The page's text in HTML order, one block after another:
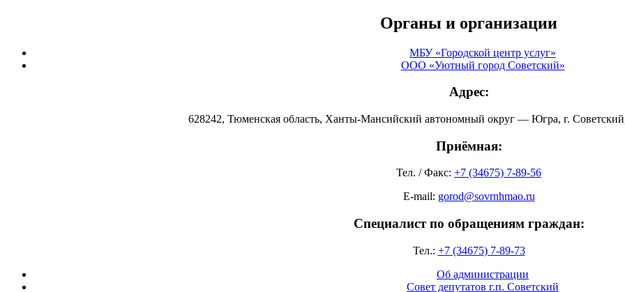
Органы и организации
МБУ «Городской центр услуг»
ООО «Уютный город Советский»
Адрес:
628242, Тюменская область, Ханты-Мансийский автономный округ — Югра, г.
Приёмная:
Тел. / Факс: +7 (34675) 7-89-56
E-mail: gorod@sovrnhmao.ru
Специалист по обращениям граждан:
Тел.: +7 (34675) 7-89-73
Об администрации
Совет депутатов г.п. Советский